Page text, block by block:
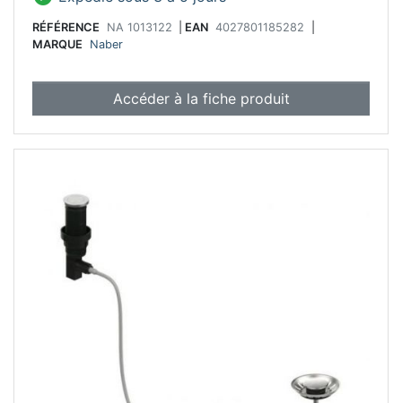
RÉFÉRENCE NA 1013122 EAN 4027801185282
MARQUE
Naber
Accéder à la fiche produit